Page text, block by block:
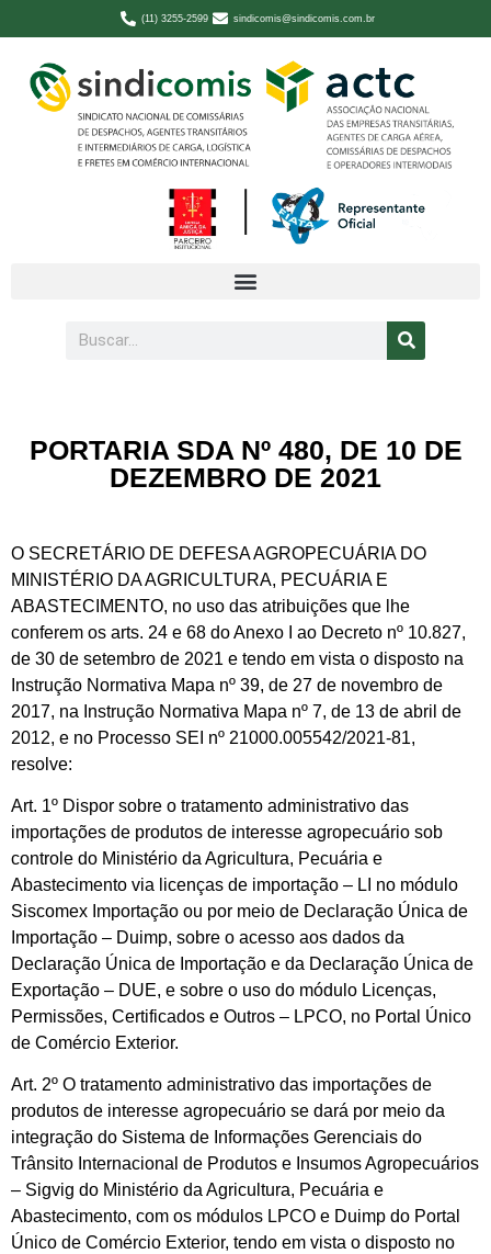
(11) 3255-2599 sindicomis@sindicomis.com.br
PORTARIA SDA Nº 480, DE 10 DE
DEZEMBRO DE 2021
O SECRETÁRIO DE DEFESA AGROPECUÁRIA DO
MINISTÉRIO DA AGRICULTURA, PECUÁRIA E
ABASTECIMENTO, no uso das atribuições que lhe
conferem os arts. 24 e 68 do Anexo I ao Decreto nº 10.827,
de 30 de setembro de 2021 e tendo em vista o disposto na
Instrução Normativa Mapa nº 39, de 27 de novembro de
2017, na Instrução Normativa Mapa nº 7, de 13 de abril de
2012, e no Processo SEI nº 21000.005542/2021-81,
resolve:
Art. 1º Dispor sobre o tratamento administrativo das
importações de produtos de interesse agropecuário sob
controle do Ministério da Agricultura, Pecuária e
Abastecimento via licenças de importação – LI no módulo
Siscomex Importação ou por meio de Declaração Única de
Importação – Duimp, sobre o acesso aos dados da
Declaração Única de Importação e da Declaração Única de
Exportação – DUE, e sobre o uso do módulo Licenças,
Permissões, Certificados e Outros – LPCO, no Portal Único
de Comércio Exterior.
Art. 2º O tratamento administrativo das importações de
produtos de interesse agropecuário se dará por meio da
integração do Sistema de Informações Gerenciais do
Trânsito Internacional de Produtos e Insumos Agropecuários
– Sigvig do Ministério da Agricultura, Pecuária e
Abastecimento, com os módulos LPCO e Duimp do Portal
Único de Comércio Exterior, tendo em vista o disposto no